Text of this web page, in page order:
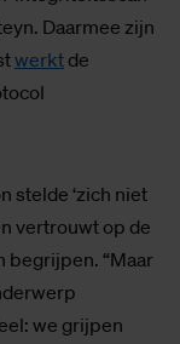
Daarmee zijn
werkt de
stelde ‘zich niet
vertrouwt op de
begrijpen. “Maar
we grijpen